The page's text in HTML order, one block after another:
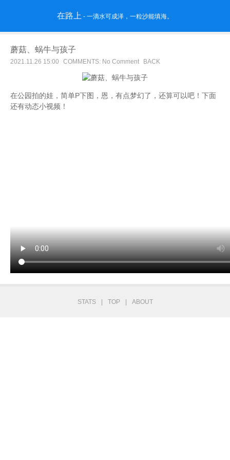
在路上 - 一滴水可成泽，一粒沙能填海。
蘑菇、蜗牛与孩子
2021.11.26 15:00 COMMENTS: No Comment BACK
在公园拍的娃，简单P下图，恩，有点梦幻了，还算可以吧！下面
还有动态小视频！
STATS TOP ABOUT